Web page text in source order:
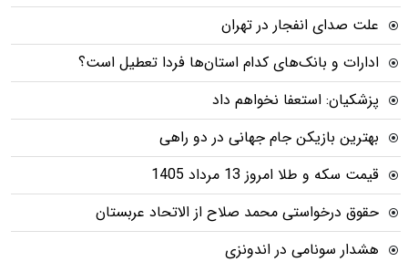
علت صدای انفجار در تهران
ادارات و بانک‌های کدام استان‌ها فردا تعطیل است؟
پزشکیان: استعفا نخواهم داد
بهترین بازیکن جام جهانی در دو راهی
قیمت سکه و طلا امروز 13 مرداد 1405
حقوق درخواستی محمد صلاح از الاتحاد عربستان
هشدار سونامی در اندونزی